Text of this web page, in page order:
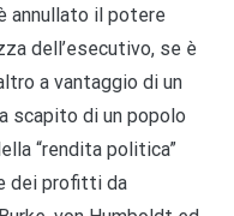
annullato il potere
dell’esecutivo, se è
a vantaggio di un
scapito di un popolo
“rendita politica”
dei profitti da